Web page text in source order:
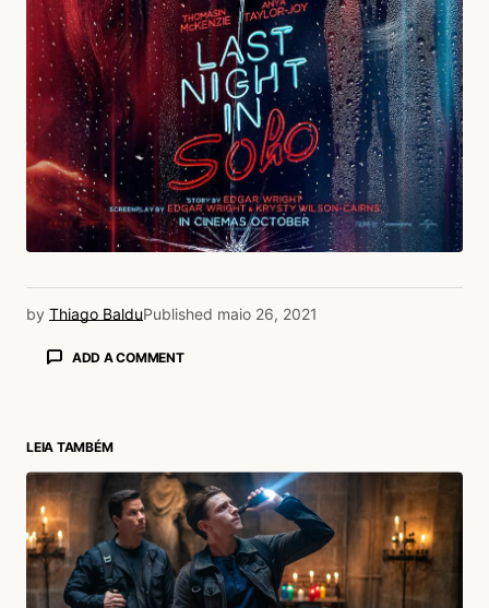
by Thiago BalduPublished maio 26, 2021
ADD A COMMENT
LEIA TAMBÉM